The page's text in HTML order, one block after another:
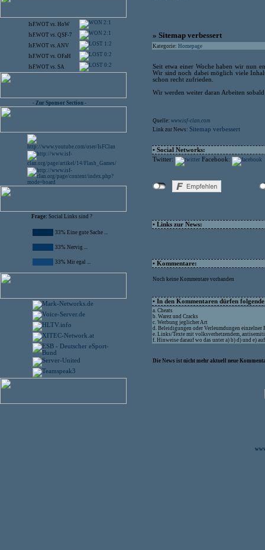
IsF.WOT vs. HoW 2:1
IsF.WOT vs. QSF-7 2:1
IsF.WOT vs.ANV 1:2
IsF.WOT vs. OFaH 0:2
IsF.WOT vs. SA 0:2
- Zur Sponsor Section -
Frage: Social Links sind ?
33% Eine gute Sache ...
33% Nervig ...
33% Mir egal ...
» Sitemap verbessert
Kategorie: Homepage
Seit etwa einer Woche haben wir nun
Wir sind noch dabei möglich viele
schon recht zufrieden.
Wir werden weiter daran Arbeiten
Quelle: www.isf-clan.com
Link zur News: Sitemap verbessert
• Social Networks:
Twitter:
Facebook:
• Links zur News:
• Kommentare:
Noch keine Kommentare vorhanden
• In den Kommentaren dürfen
a. Cheats
b. Warez und Cracks
c. Werbung jeglicher Art
d. Beleidigungen oder Verleumdungen einzelner
e. Links/Texte mit volksverhetzendem,
f. Hinweise darauf wo das unter a) b) d) und e)
Die News ist nicht mehr aktuell neue